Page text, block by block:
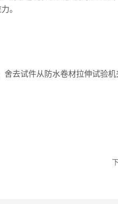
。
去试件从防水卷材拉伸试验